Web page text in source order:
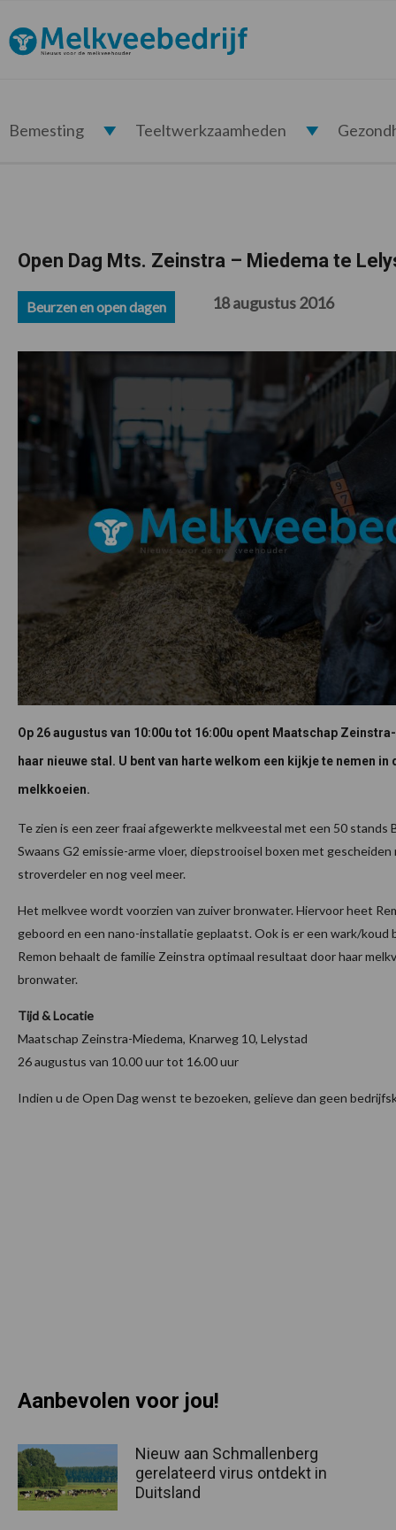
de
hoofdnavigatie
de
hoofd
de
eerste
de
voettekst
Melkveebedrijf.nl
Bemesting Teeltwerkzaamheden
Open Dag Mts. Zeinstra – Miedema te
Beurzen en open dagen 18 augustus 2016
Op 26 augustus van 10:00u tot 16:00u opent Maatschap
haar nieuwe stal. U bent van harte welkom een kijkje te nemen in
melkkoeien.
Te zien is een zeer fraai afgewerkte melkveestal met een 50 stands
Swaans G2 emissie-arme vloer, diepstrooisel boxen met
stroverdeler en nog veel meer.
Het melkvee wordt voorzien van zuiver bronwater. Hiervoor heet
geboord en een nano-installatie geplaatst. Ook is er een wark/koud
Remon behaalt de familie Zeinstra optimaal resultaat door haar
bronwater.
Tijd & Locatie
Maatschap Zeinstra-Miedema, Knarweg 10, Lelystad
26 augustus van 10.00 uur tot 16.00 uur
Indien u de Open Dag wenst te bezoeken, gelieve dan geen
dog-checks.com
Aanbevolen voor jou!
Nieuw aan Schmallenberg
gerelateerd virus ontdekt in
Duitsland